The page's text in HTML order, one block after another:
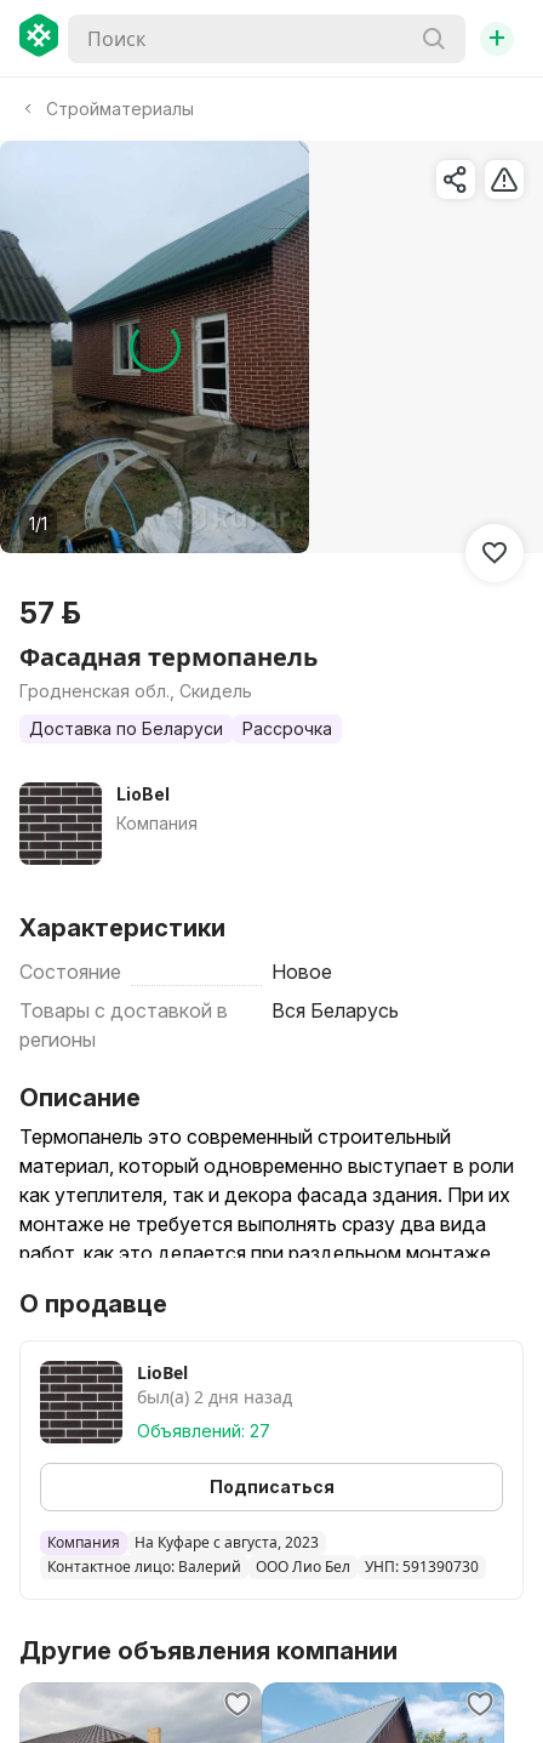
+
Стройматериалы
1/1
57 р.
Фасадная термопанель
Гродненская обл., Скидель
Доставка по Беларуси
Рассрочка
LioBel
Компания
Характеристики
Состояние
Новое
Товары с доставкой в
регионы
Вся Беларусь
Описание
Термопанель это современный строительный
материал, который одновременно выступает в роли
как утеплителя, так и декора фасада здания. При их
монтаже не требуется выполнять сразу два вида
работ, как это делается при раздельном монтаже
обладают звукоизолирующими функциями,
современно.
Расцветка любая.
Размер одной панели 980*570мм.(0.5 кв 1 штука).
Цена за квадратный метр:
Утеплитель 3 см 50р
Утеплитель 5 см 57р (шип паз)
Утеплитель 8 см 67р (шип паз)
Цвет градиент (двойные цвета)
Акрил-мраморное покрытие.
Вопросы по телефону либо в лс :
О продавце
LioBel
был(а) 2 дня назад
Объявлений: 27
Подписаться
Компания
На Куфаре с августа, 2023
Контактное лицо: Валерий
ООО Лио Бел УНП: 591390730
Другие объявления компании